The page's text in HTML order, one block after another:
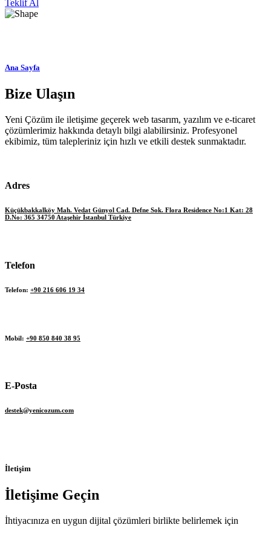
Teklif Al
Ana Sayfa
Bize Ulaşın
Yeni Çözüm ile iletişime geçerek web tasarım, yazılım ve e-ticaret
çözümlerimiz hakkında detaylı bilgi alabilirsiniz. Profesyonel
ekibimiz, tüm talepleriniz için hızlı ve etkili destek sunmaktadır.
Adres
Küçükbakkalköy Mah. Vedat Günyol Cad. Defne Sok. Flora Residence No:1 Kat: 28
D.No: 365 34750 Ataşehir İstanbul Türkiye
Telefon
Telefon: +90 216 606 19 34
Mobil: +90 850 840 38 95
E-Posta
destek@yenicozum.com
İletişim
İletişime Geçin
İhtiyacınıza en uygun dijital çözümleri birlikte belirlemek için